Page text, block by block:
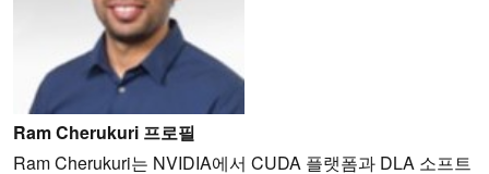
Ram Cherukuri 프로필
Ram Cherukuri는 NVIDIA에서 CUDA 플랫폼과 DLA 소프트